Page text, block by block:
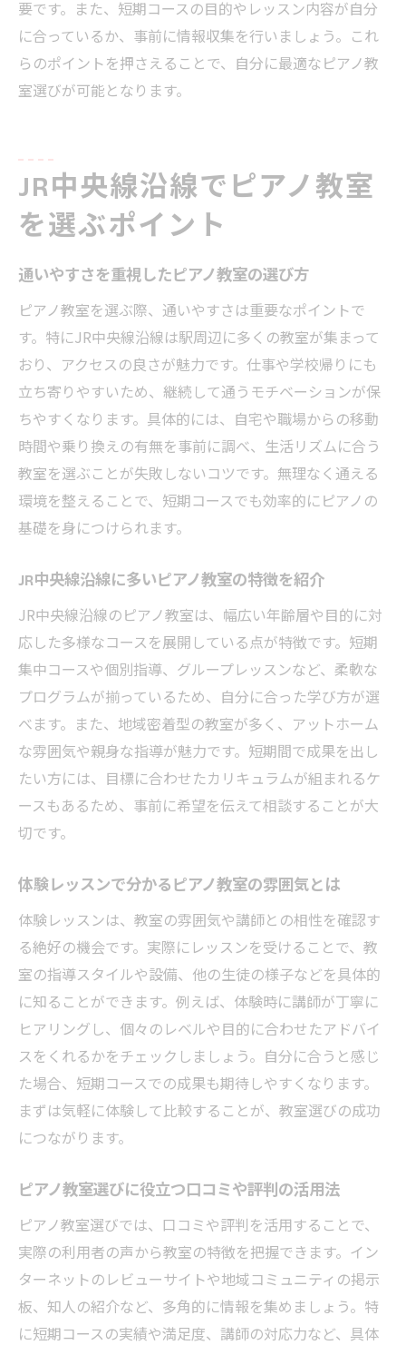
長
ピアノ教室の短期レッスンで効率的に上達
柔軟な対応が魅力の短期ピアノ教室の選び
ピアノ教室短期コースで基礎を身につけるコツ
短期コースでピアノの基礎を効率よく習得
ピアノ教室で基礎固めをする練習法の提案
短期集中レッスンで学ぶ基礎の重要ポイン
ピアノ教室で基礎力を伸ばすための工夫
短期コースのピアノ教室で成果を出す秘訣
継続につなげるピアノ教室短期コースの活
用術
JR中央線沿線のピアノ教室で効率よく学ぶ方法
アクセス良好なピアノ教室で学習効率アッ
プ
地域密着型ピアノ教室の活用法とその魅力
短期コースでピアノ教室の効果を最大化す
JR中央線沿線で選ぶピアノ教室の利点
ピアノ教室で効率よく基礎を身につけるコ
短期間で成果を出すピアノ教室選びのポイ
ント
要です。また、短期コースの目的やレッスン内容が自分
に合っているか、事前に情報収集を行いましょう。これ
らのポイントを押さえることで、自分に最適なピアノ教
室選びが可能となります。
JR中央線沿線でピアノ教室
を選ぶポイント
通いやすさを重視したピアノ教室の選び方
ピアノ教室を選ぶ際、通いやすさは重要なポイントで
す。特にJR中央線沿線は駅周辺に多くの教室が集まって
おり、アクセスの良さが魅力です。仕事や学校帰りにも
立ち寄りやすいため、継続して通うモチベーションが保
ちやすくなります。具体的には、自宅や職場からの移動
時間や乗り換えの有無を事前に調べ、生活リズムに合う
教室を選ぶことが失敗しないコツです。無理なく通える
環境を整えることで、短期コースでも効率的にピアノの
基礎を身につけられます。
JR中央線沿線に多いピアノ教室の特徴を紹介
JR中央線沿線のピアノ教室は、幅広い年齢層や目的に対
応した多様なコースを展開している点が特徴です。短期
集中コースや個別指導、グループレッスンなど、柔軟な
プログラムが揃っているため、自分に合った学び方が選
べます。また、地域密着型の教室が多く、アットホーム
な雰囲気や親身な指導が魅力です。短期間で成果を出し
たい方には、目標に合わせたカリキュラムが組まれるケ
ースもあるため、事前に希望を伝えて相談することが大
切です。
体験レッスンで分かるピアノ教室の雰囲気とは
体験レッスンは、教室の雰囲気や講師との相性を確認す
る絶好の機会です。実際にレッスンを受けることで、教
室の指導スタイルや設備、他の生徒の様子などを具体的
に知ることができます。例えば、体験時に講師が丁寧に
ヒアリングし、個々のレベルや目的に合わせたアドバイ
スをくれるかをチェックしましょう。自分に合うと感じ
た場合、短期コースでの成果も期待しやすくなります。
まずは気軽に体験して比較することが、教室選びの成功
につながります。
ピアノ教室選びに役立つ口コミや評判の活用法
ピアノ教室選びでは、口コミや評判を活用することで、
実際の利用者の声から教室の特徴を把握できます。イン
ターネットのレビューサイトや地域コミュニティの掲示
板、知人の紹介など、多角的に情報を集めましょう。特
に短期コースの実績や満足度、講師の対応力など、具体